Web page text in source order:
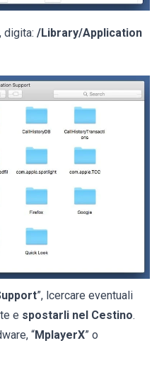
digita: /Library/Application
”, lcercare eventuali
e spostarli nel Cestino.
“MplayerX” o